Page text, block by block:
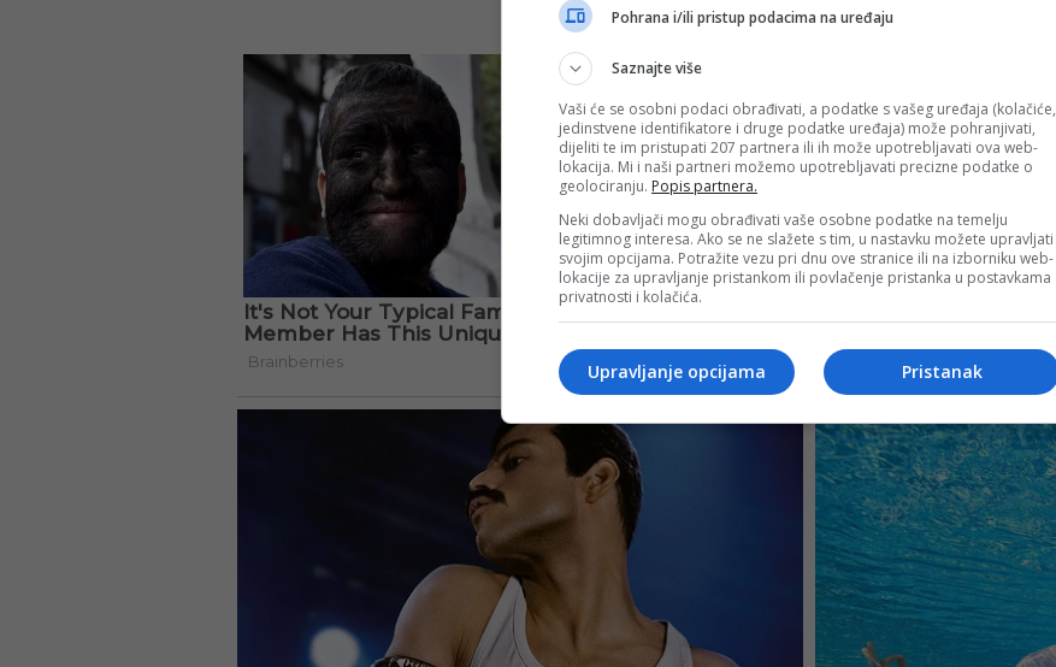
Pohrana i/ili pristup podacima na uređaju
Saznajte više
Vaši će se osobni podaci obrađivati, a podatke s vašeg uređaja (kolačiće,
jedinstvene identifikatore i druge podatke uređaja) može pohranjivati,
dijeliti te im pristupati 207 partnera ili ih može upotrebljavati ova web-
lokacija. Mi i naši partneri možemo upotrebljavati precizne podatke o
geolociranju. Popis partnera.
Neki dobavljači mogu obrađivati vaše osobne podatke na temelju
legitimnog interesa. Ako se ne slažete s tim, u nastavku možete upravljati
svojim opcijama. Potražite vezu pri dnu ove stranice ili na izborniku web-
lokacije za upravljanje pristankom ili povlačenje pristanka u postavkama
privatnosti i kolačića.
Pristanak
Upravljanje opcijama